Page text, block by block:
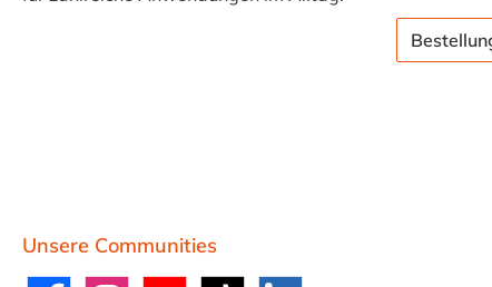
Unsere Communities